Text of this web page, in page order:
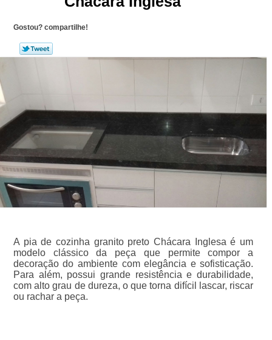
Gostou? compartilhe!
A pia de cozinha granito preto Chácara Inglesa é um
modelo clássico da peça que permite compor a
decoração do ambiente com elegância e sofisticação.
Para além, possui grande resistência e durabilidade,
com alto grau de dureza, o que torna difícil lascar, riscar
ou rachar a peça.